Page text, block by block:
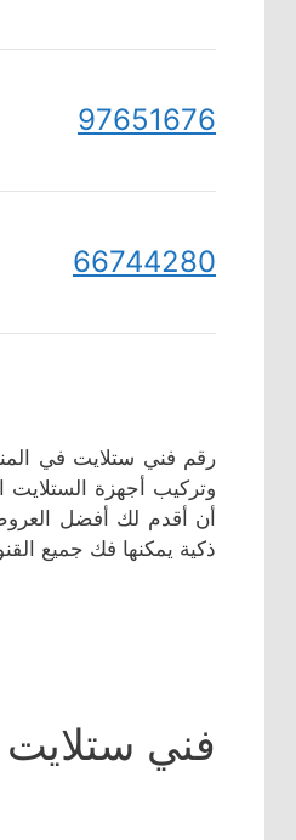
97651676
66744280
رقم فني ستلايت في
وتركيب أجهزة الستلايت
أن أقدم لك أفضل
ذكية يمكنها فك جميع
فني ستلايت